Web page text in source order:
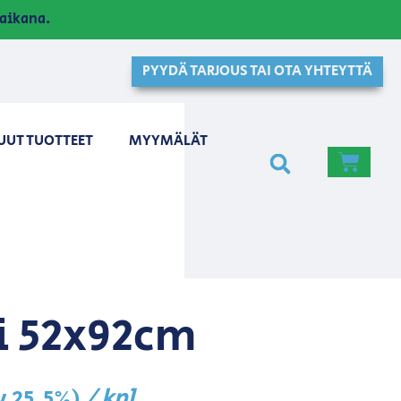
PYYDÄ TARJOUS TAI OTA YHTEYTTÄ
TUOTTEET MYYMÄLÄT